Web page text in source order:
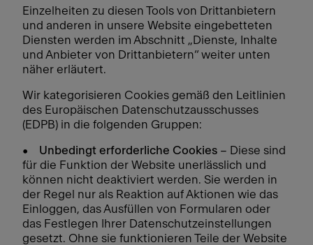
Einzelheiten zu diesen Tools von Drittanbietern
und anderen in unsere Website eingebetteten
Diensten werden im Abschnitt „Dienste, Inhalte
und Anbieter von Drittanbietern“ weiter unten
näher erläutert.
Wir kategorisieren Cookies gemäß den Leitlinien
des Europäischen Datenschutzausschusses
(EDPB) in die folgenden Gruppen:
• Unbedingt erforderliche Cookies – Diese sind
für die Funktion der Website unerlässlich und
können nicht deaktiviert werden. Sie werden in
der Regel nur als Reaktion auf Aktionen wie das
Einloggen, das Ausfüllen von Formularen oder
das Festlegen Ihrer Datenschutzeinstellungen
gesetzt. Ohne sie funktionieren Teile der Website